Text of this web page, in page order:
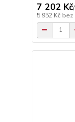
7 202 Kč/
5 952 Kč bez